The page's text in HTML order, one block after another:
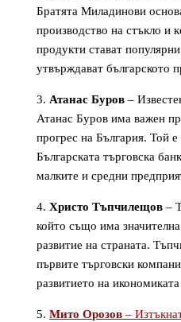
Братята Миладинови
производство на стъкло и
продукти стават
утвърждават българското
Атанас Буров –
Атанас Буров има важен
прогрес на България. Той
Българската търговска
малките и средни
Христо Тъпчилещов –
който също има
развитие на страната.
първите търговски
развитието на
Мито Орозов –